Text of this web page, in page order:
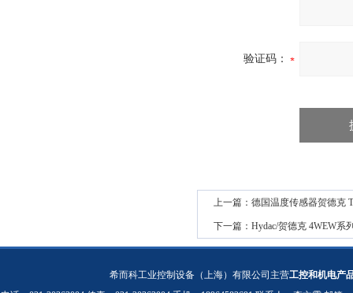
验证码：
上一篇： 德国温度传感器贺德克
下一篇： Hydac/贺德克 4WEW系
希而科工业控制设备（上海）有限公司主营工控和机电产